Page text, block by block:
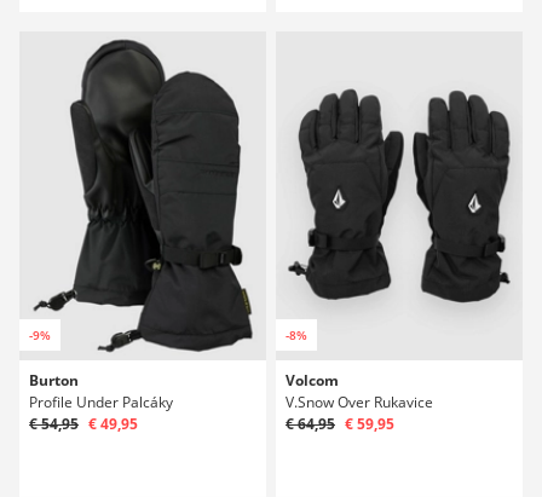
-9%
Burton
Profile Under Palcáky
€ 54,95 € 49,95
-8%
Volcom
V.Snow Over Rukavice
€ 64,95 € 59,95